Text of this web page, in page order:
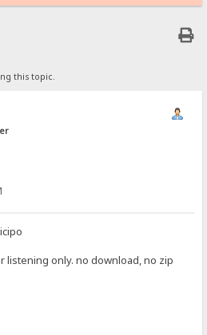
this topic.
listening only. no download, no zip